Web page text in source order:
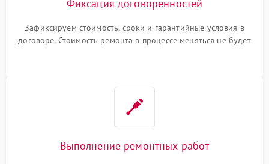
Фиксация договоренностей
Зафиксируем стоимость, сроки и гарантийные условия в
договоре. Стоимость ремонта в процессе меняться не будет
Выполнение ремонтных работ